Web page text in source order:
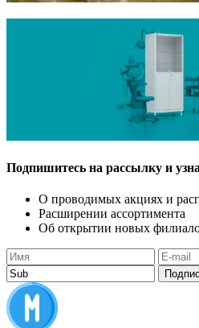
Подпишитесь на рассылку и
О проводимых акциях и
Расширении ассортимента
Об открытии новых